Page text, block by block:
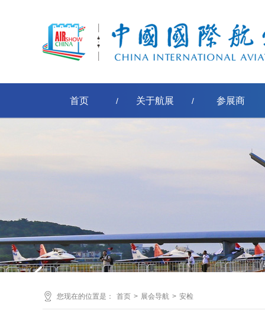
首页 / 关于航展 / 参展商
您现在的位置是： 首页 > 展会导航 > 安检